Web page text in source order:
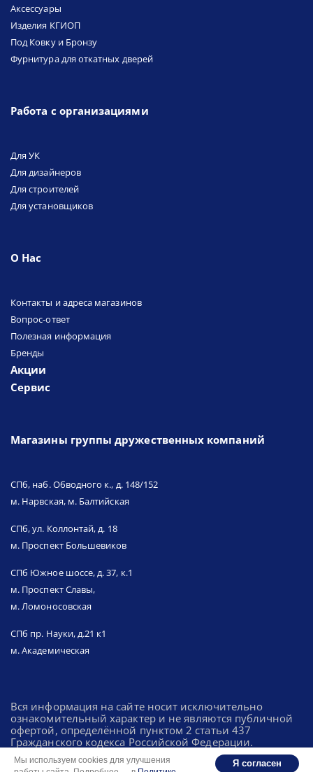
Аксессуары
Изделия КГИОП
Под Ковку и Бронзу
Фурнитура для откатных дверей
Работа с организациями
Для УК
Для дизайнеров
Для строителей
Для установщиков
О Нас
Контакты и адреса магазинов
Вопрос-ответ
Полезная информация
Бренды
Акции
Сервис
Магазины группы дружественных компаний
СПб, наб. Обводного к., д. 148/152
м. Нарвская, м. Балтийская
СПб, ул. Коллонтай, д. 18
м. Проспект Большевиков
СПб Южное шоссе, д. 37, к.1
м. Проспект Славы,
м. Ломоносовская
СПб пр. Науки, д.21 к1
м. Академическая
Вся информация на сайте носит исключительно
ознакомительный характер и не являются публичной
офертой, определённой пунктом 2 статьи 437
Гражданского кодекса Российской Федерации.
Мы используем cookies для улучшения
Я согласен